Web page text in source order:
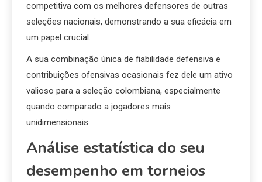
competitiva com os melhores defensores de outras
seleções nacionais, demonstrando a sua eficácia em
um papel crucial.
A sua combinação única de fiabilidade defensiva e
contribuições ofensivas ocasionais fez dele um ativo
valioso para a seleção colombiana, especialmente
quando comparado a jogadores mais
unidimensionais.
Análise estatística do seu
desempenho em torneios